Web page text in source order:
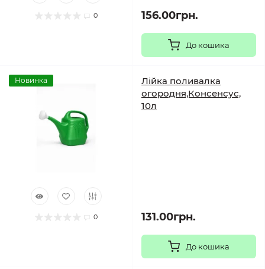
0 156.00грн.
До кошика
Новинка
0
Лійка поливалка
огородня,Консенсус,
10л
131.00грн.
До кошика